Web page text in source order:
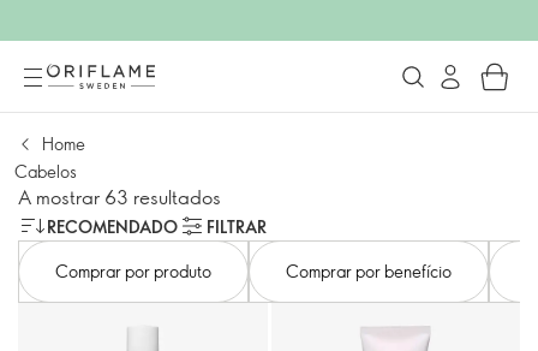
Home
Cabelos
A mostrar 63 resultados
RECOMENDADO
FILTRAR
Comprar por produto
Comprar por benefício